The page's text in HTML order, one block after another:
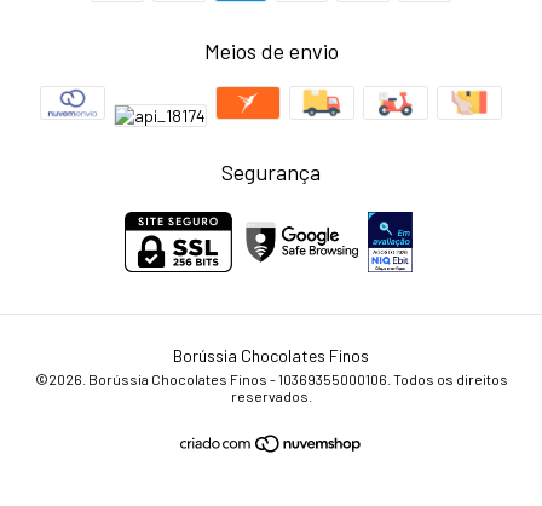
Meios de envio
Segurança
Borússia Chocolates Finos
©2026. Borússia Chocolates Finos - 10369355000106. Todos os direitos
reservados.